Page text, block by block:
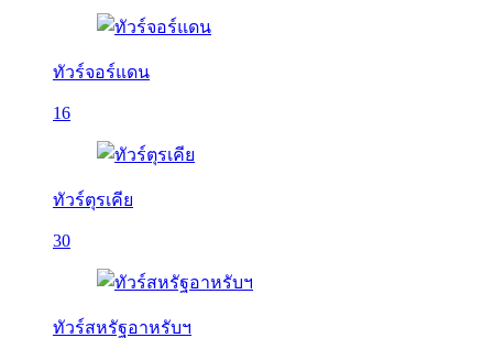
ทัวร์จอร์แดน
16
ทัวร์ตุรเคีย
30
ทัวร์สหรัฐอาหรับฯ